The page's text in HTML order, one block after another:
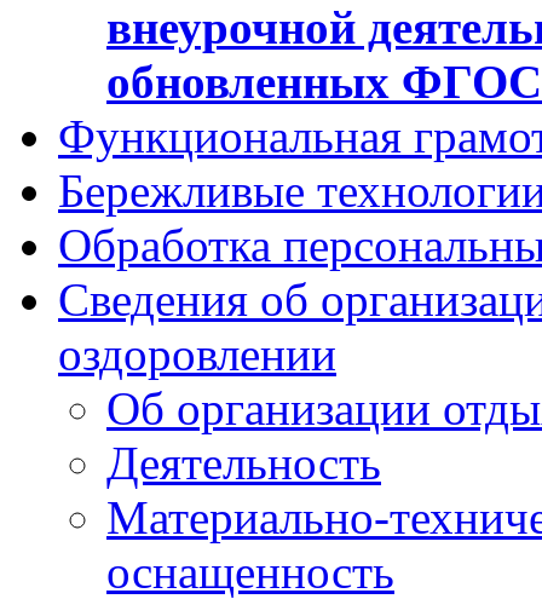
внеурочной
обновленных
Функциональная
Бережливые
Обработка
Сведения об
оздоровлении
Об организации
Деятельность
Материально-
оснащенность